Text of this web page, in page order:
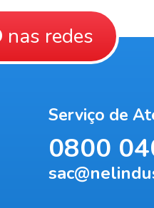
nas redes
Serviço de
0800